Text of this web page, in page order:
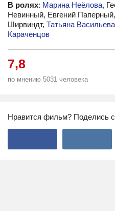
В ролях: Марина Неёлова,
Невинный, Евгений
Ширвиндт, Татьяна Васильева
Караченцов
7,8
по мнению 5031 человека
Нравится фильм? Поделись